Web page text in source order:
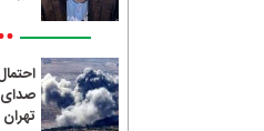
صدای
تهران